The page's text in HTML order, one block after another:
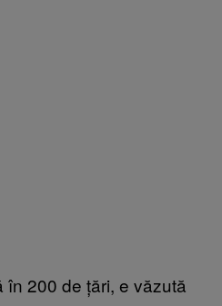
în 200 de țări, e văzută